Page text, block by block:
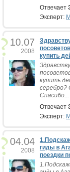
Отвечает
Эксперт:
10.07
2008
купить
купить
серебро?
Спасибо...
Отвечает
Эксперт:
04.04
2008
гиды в
поездки